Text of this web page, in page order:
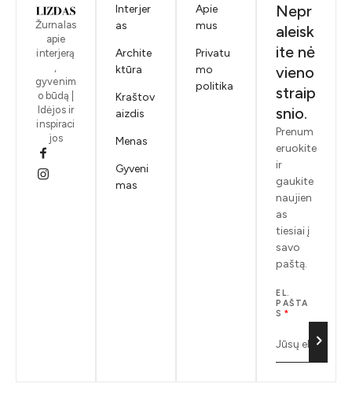
Žurnalas
apie
interjerą
gyvenim
o būdą |
Idėjos ir
inspiraci
jos
Interjer
as
Archite
ktūra
Kraštov
aizdis
Menas
Gyveni
mas
Apie
mus
Privatu
mo
politika
Nepr
aleisk
ite nė
vieno
straip
snio.
Prenum
eruokite
ir
gaukite
naujien
as
tiesiai į
savo
paštą.
EL.
PAŠTA
S